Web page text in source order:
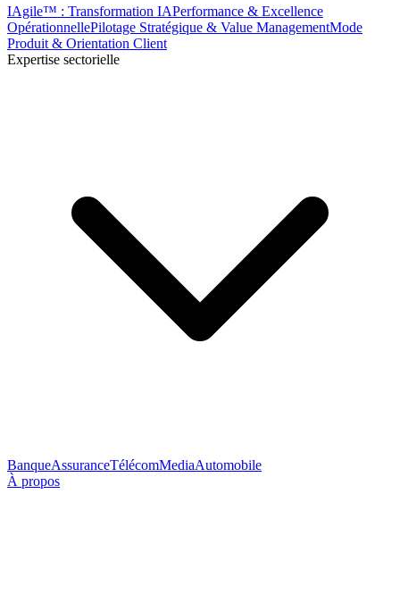
IAgile™ : Transformation IAPerformance & Excellence
OpérationnellePilotage Stratégique & Value ManagementMode
Produit & Orientation Client
Expertise sectorielle
BanqueAssuranceTélécomMediaAutomobile
À propos